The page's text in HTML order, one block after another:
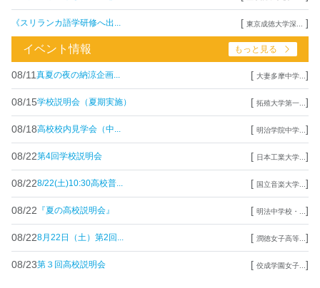
《スリランカ語学研修へ出... [ 東京成徳大学深... ]
イベント情報 もっと見る
08/11 真夏の夜の納涼企画... [ 大妻多摩中学... ]
08/15学校説明会（夏期実施） [ 拓殖大学第一... ]
08/18高校校内見学会（中... [ 明治学院中学... ]
08/22第4回学校説明会 [ 日本工業大学... ]
08/228/22(土)10:30高校普... [ 国立音楽大学... ]
08/22 『夏の高校説明会』 [ 明法中学校・... ]
08/228月22日（土）第2回... [ 潤徳女子高等... ]
08/23第３回高校説明会 [ 佼成学園女子... ]